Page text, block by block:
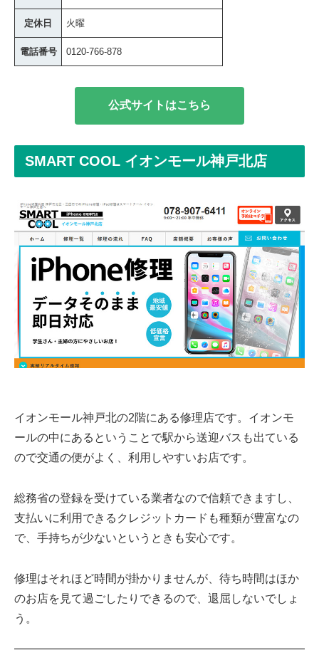
定休日 火曜
電話番号 0120-766-878
公式サイトはこちら
SMART COOL イオンモール神戸北店
イオンモール神戸北の2階にある修理店です。イオンモ
ールの中にあるということで駅から送迎バスも出ている
ので交通の便がよく、利用しやすいお店です。
総務省の登録を受けている業者なので信頼できますし、
支払いに利用できるクレジットカードも種類が豊富なの
で、手持ちが少ないというときも安心です。
修理はそれほど時間が掛かりませんが、待ち時間はほか
のお店を見て過ごしたりできるので、退屈しないでしょ
う。